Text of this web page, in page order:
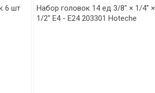
6 шт
Набор головок 14 ед 3/8" × 1/4" ×
1/2" Е4 - Е24 203301 Hoteche